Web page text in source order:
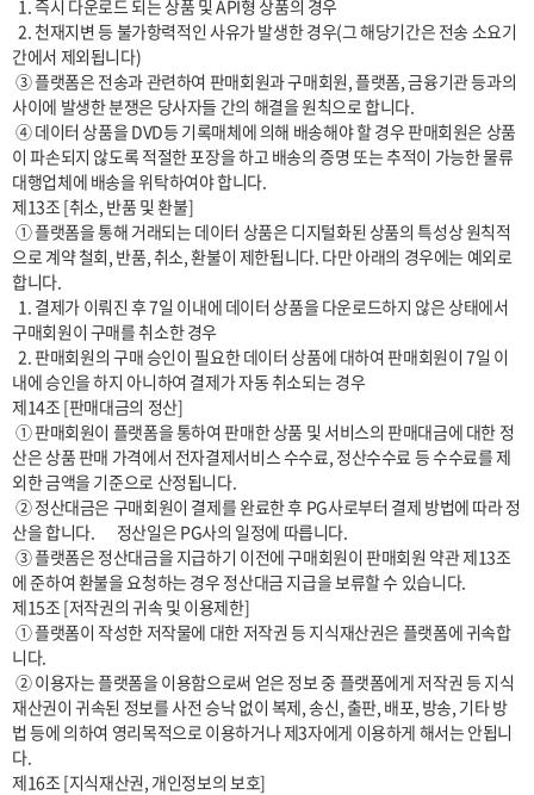
  2. 천재지변 등 불가항력적인 사유가 발생한 경우(그 해당기간은 전송 소요기
간에서 제외됩니다)
사이에 발생한 분쟁은 당사자들 간의 해결을 원칙으로 합니다.
이 파손되지 않도록 적절한 포장을 하고 배송의 증명 또는 추적이 가능한 물류
대행업체에 배송을 위탁하여야 합니다.
제13조 [취소, 반품 및 환불]
으로 계약 철회, 반품, 취소, 환불이 제한됩니다. 다만 아래의 경우에는 예외로
합니다.
구매회원이 구매를 취소한 경우
  2. 판매회원의 구매 승인이 필요한 데이터 상품에 대하여 판매회원이 7일 이
내에 승인을 하지 아니하여 결제가 자동 취소되는 경우
제14조 [판매대금의 정산]
산은 상품 판매 가격에서 전자결제서비스 수수료, 정산수수료 등 수수료를 제
외한 금액을 기준으로 산정됩니다.
산을 합니다.       정산일은 PG사의 일정에 따릅니다.
에 준하여 환불을 요청하는 경우 정산대금 지급을 보류할 수 있습니다.
제15조 [저작권의 귀속 및 이용제한]
니다.
재산권이 귀속된 정보를 사전 승낙 없이 복제, 송신, 출판, 배포, 방송, 기타 방
법 등에 의하여 영리목적으로 이용하거나 제3자에게 이용하게 해서는 안됩니
다.
제16조 [지식재산권, 개인정보의 보호]